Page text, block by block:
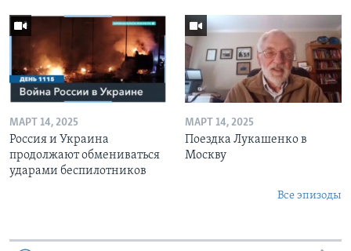
МАРТ 14, 2025
Россия и Украина
продолжают обмениваться
ударами беспилотников
МАРТ 14, 2025
Поездка Лукашенко в
Москву
Все эпизоды